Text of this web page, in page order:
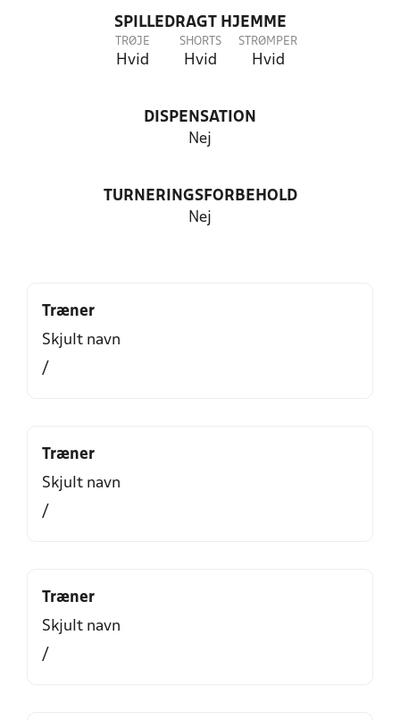
SPILLEDRAGT HJEMME
TRØJE
Hvid
SHORTS
Hvid
STRØMPER
Hvid
DISPENSATION
Nej
TURNERINGSFORBEHOLD
Nej
Træner
Skjult navn
/
Træner
Skjult navn
/
Træner
Skjult navn
/